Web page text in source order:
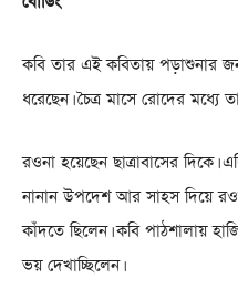
কবি তার এই কবিতায় পড়াশুনার
ধরেছেন। চৈত্র মাসে রোদের মধ্যে
রওনা হয়েছেন ছাত্রাবাসের
নানান উপদেশ আর সাহস দিয়ে
কাঁদতে ছিলেন। কবি পাঠশালায়
ভয় দেখাচ্ছিলেন।